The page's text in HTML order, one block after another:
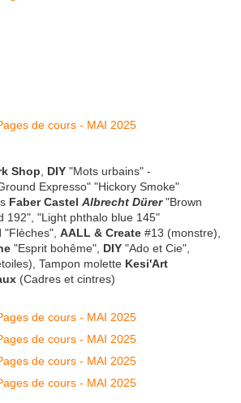
Shop DIY "Mots urbains" -
Expresso" "Hickory Smoke"
Faber Castel Albrecht Dürer"Brown
192", "Light phthalo blue 145"
"Flèches", AALL & Create #13 (monstre),
"Esprit bohême", DIY "Ado et Cie",
Tampon molette Kesi'Art
(Cadres et cintres)